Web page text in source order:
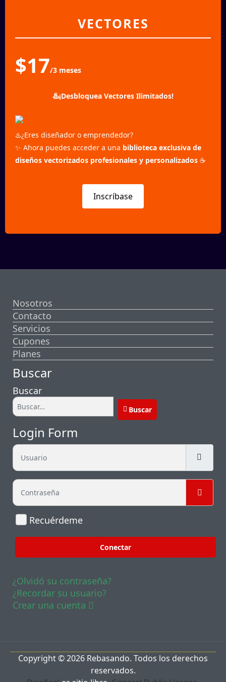
VECTORES
$17/3 meses
♨️¡Desbloquea Vectores Ilimitados!
♨️¿Eres diseñador o emprendedor?
✨ Ahora puedes acceder a una biblioteca exclusiva de
diseños vectorizados profesionales y personalizados ☕
Inscríbase
Nosotros
Contacto
Servicios
Cupones
Planes
Buscar
Buscar
Buscar
Login Form
Usuario
Contraseña
Recuérdeme
Conectar
¿Olvidó su contraseña?
¿Recordar su usuario?
Crear una cuenta
Copyright © 2026 Rebasando. Todos los derechos
reservados.